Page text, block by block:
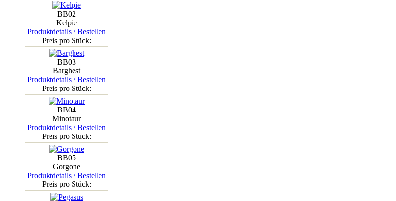
BB02
Kelpie
Produktdetails / Bestellen
Preis pro Stück:
BB03
Barghest
Produktdetails / Bestellen
Preis pro Stück:
BB04
Minotaur
Produktdetails / Bestellen
Preis pro Stück:
BB05
Gorgone
Produktdetails / Bestellen
Preis pro Stück: